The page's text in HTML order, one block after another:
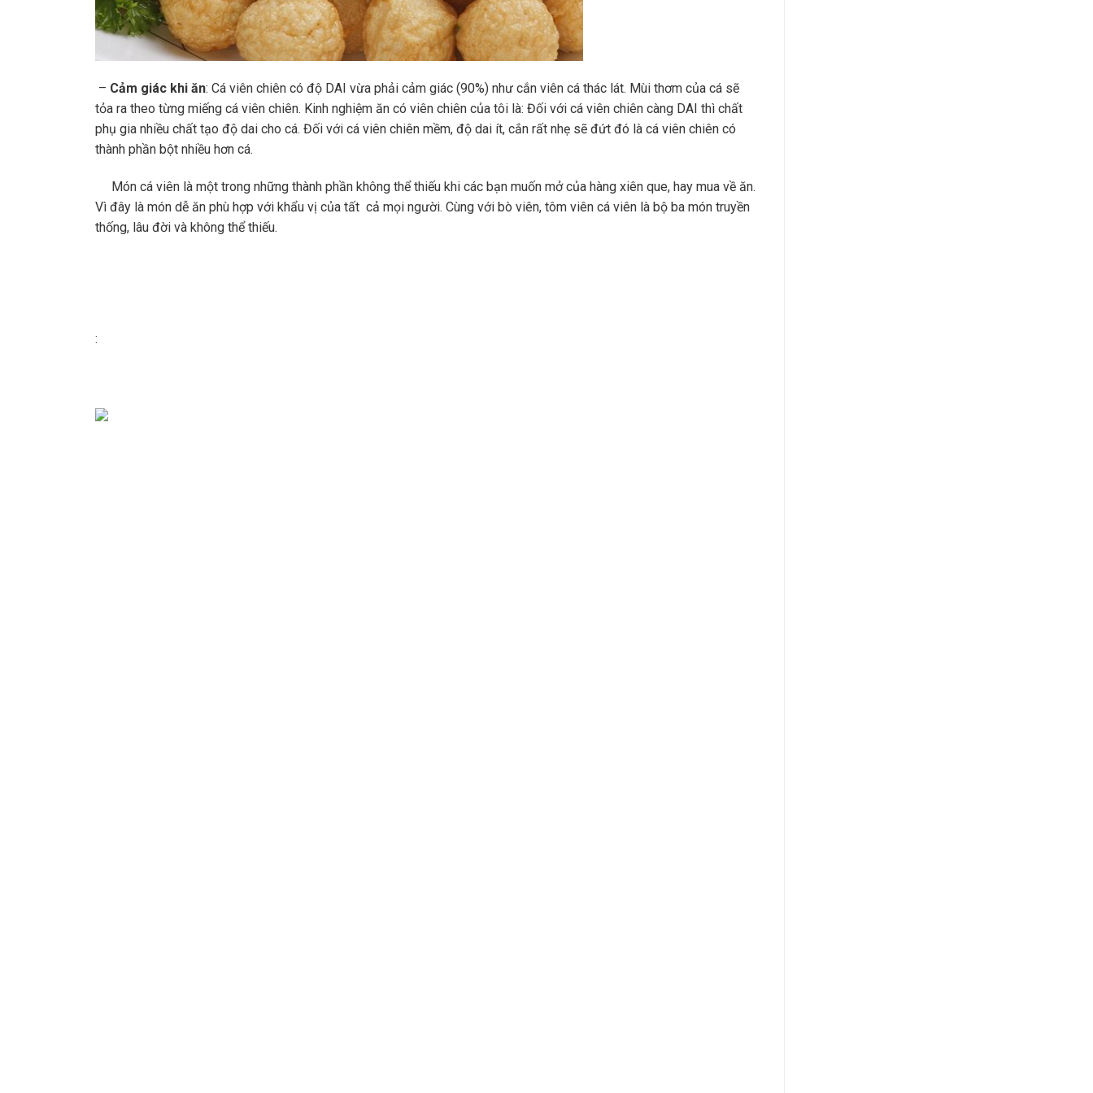
– Cảm giác khi ăn: Cá viên chiên có độ DAI vừa phải cảm giác (90%) như cắn viên cá thác lát. Mùi thơm của cá sẽ
tỏa ra theo từng miếng cá viên chiên. Kinh nghiệm ăn có viên chiên của tôi là: Đối với cá viên chiên càng DAI thì chất
phụ gia nhiều chất tạo độ dai cho cá. Đối với cá viên chiên mềm, độ dai ít, cắn rất nhẹ sẽ đứt đó là cá viên chiên có
thành phần bột nhiều hơn cá.
Món cá viên là một trong những thành phần không thể thiếu khi các bạn muốn mở của hàng xiên que, hay mua về ăn.
Vì đây là món dễ ăn phù hợp với khẩu vị của tất cả mọi người. Cùng với bò viên, tôm viên cá viên là bộ ba món truyền
thống, lâu đời và không thể thiếu.
: